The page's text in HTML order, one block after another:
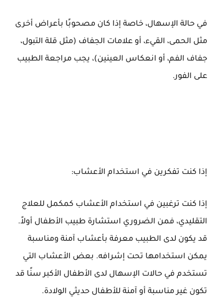
في حالة الإسهال، خاصة إذا كان مصحوبًا بأعراض أخرى
مثل الحمى، القيء، أو علامات الجفاف (مثل قلة التبول،
جفاف الفم، أو انعكاس العينين)، يجب مراجعة الطبيب
على الفور.
إذا كنت تفكرين في استخدام الأعشاب:
إذا كنت ترغبين في استخدام الأعشاب كمكمل للعلاج
التقليدي، فمن الضروري استشارة طبيب الأطفال أولاً.
قد يكون لدى الطبيب معرفة بأعشاب آمنة ومناسبة
يمكن استخدامها تحت إشرافه. بعض الأعشاب التي
تستخدم في حالات الإسهال لدى الأطفال الأكبر سنًا قد
تكون غير مناسبة أو آمنة للأطفال حديثي الولادة.